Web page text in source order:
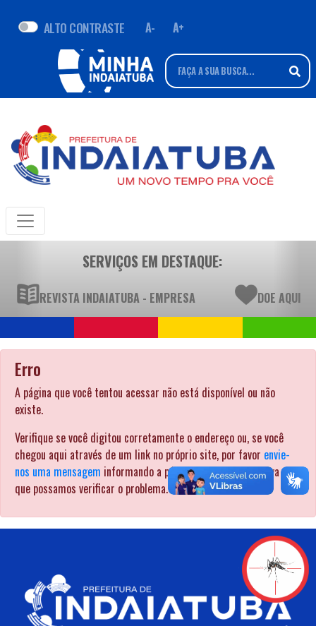
ALTO CONTRASTE A- A+
SERVIÇOS EM DESTAQUE:
REVISTA INDAIATUBA - EMPRESA DOE AQUI
Erro
A página que você tentou acessar não está disponível ou não
existe.
Verifique se você digitou corretamente o endereço ou, se você
chegou aqui através de um link no próprio site, por favor envie-
nos uma mensagem informando a página pela qual procurava para
que possamos verificar o problema. .